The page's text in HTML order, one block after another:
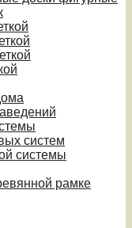
систем
системы
рамке